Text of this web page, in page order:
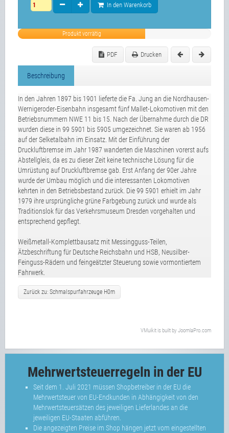
In den Warenkorb
Produkt vorrätig
PDF Drucken
Beschreibung
In den Jahren 1897 bis 1901 lieferte die Fa. Jung an die Nordhausen-
Wernigeroder-Eisenbahn insgesamt fünf Mallet-Lokomotiven mit den
Betriebsnummern NWE 11 bis 15. Nach der Übernahme durch die DR
wurden diese in 99 5901 bis 5905 umgezeichnet. Sie waren ab 1956
auf der Selketalbahn im Einsatz. Mit der Einführung der
Druckluftbremse im Jahr 1987 wanderten die Maschinen vorerst aufs
Abstellgleis, da es zu dieser Zeit keine technische Lösung für die
Umrüstung auf Druckluftbremse gab. Erst Anfang der 90er Jahre
wurde der Umbau möglich und die interessanten Lokomotiven
kehrten in den Betriebsbestand zurück. Die 99 5901 erhielt im Jahr
1979 ihre ursprüngliche grüne Farbgebung zurück und wurde als
Traditionslok für das Verkehrsmuseum Dresden vorgehalten und
entsprechend gepflegt.
Weißmetall-Komplettbausatz mit Messingguss-Teilen,
Ätzbeschriftung für Deutsche Reichsbahn und HSB, Neusilber-
Feinguss-Rädern und feingeätzter Steuerung sowie vormontiertem
Fahrwerk.
Zurück zu: Schmalspurfahrzeuge H0m
VMuikit is built by JoomlaPro.com
Mehrwertsteuerregeln in der EU
Seit dem 1. Juli 2021 müssen Shopbetreiber in der EU die
Mehrwertsteuer von EU-Endkunden in Abhängigkeit von den
Mehrwertsteuersätzen des jeweiligen Lieferlandes an die
jeweiligen EU-Staaten abführen.
Die angezeigten Preise im Shop hängen jetzt vom eingestellten